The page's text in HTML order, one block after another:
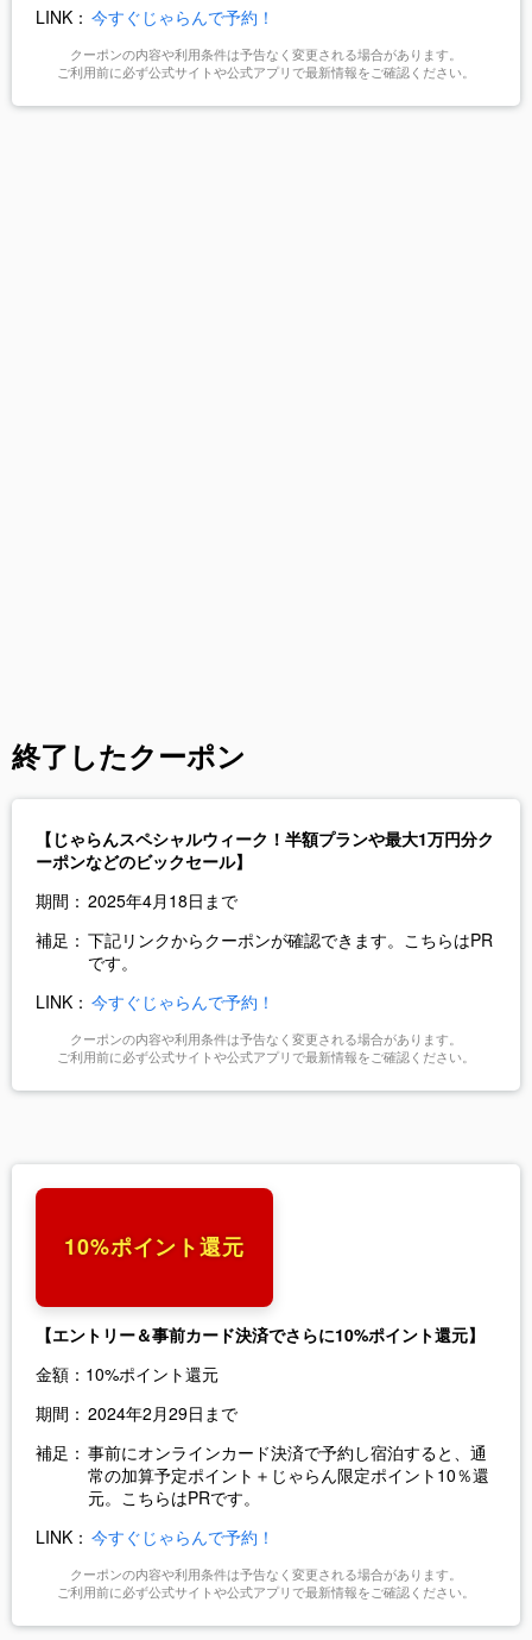
LINK： 今すぐじゃらんで予約！
クーポンの内容や利用条件は予告なく変更される場合があります。
ご利用前に必ず公式サイトや公式アプリで最新情報をご確認ください。
終了したクーポン
【じゃらんスペシャルウィーク！半額プランや最大1万円分ク
ーポンなどのビックセール】
期間： 2025年4月18日まで
補足： 下記リンクからクーポンが確認できます。こちらはPR
です。
LINK： 今すぐじゃらんで予約！
クーポンの内容や利用条件は予告なく変更される場合があります。
ご利用前に必ず公式サイトや公式アプリで最新情報をご確認ください。
10%ポイント還元
【エントリー＆事前カード決済でさらに10%ポイント還元】
金額： 10%ポイント還元
期間： 2024年2月29日まで
補足： 事前にオンラインカード決済で予約し宿泊すると、通
常の加算予定ポイント＋じゃらん限定ポイント10％還
元。こちらはPRです。
LINK： 今すぐじゃらんで予約！
クーポンの内容や利用条件は予告なく変更される場合があります。
ご利用前に必ず公式サイトや公式アプリで最新情報をご確認ください。